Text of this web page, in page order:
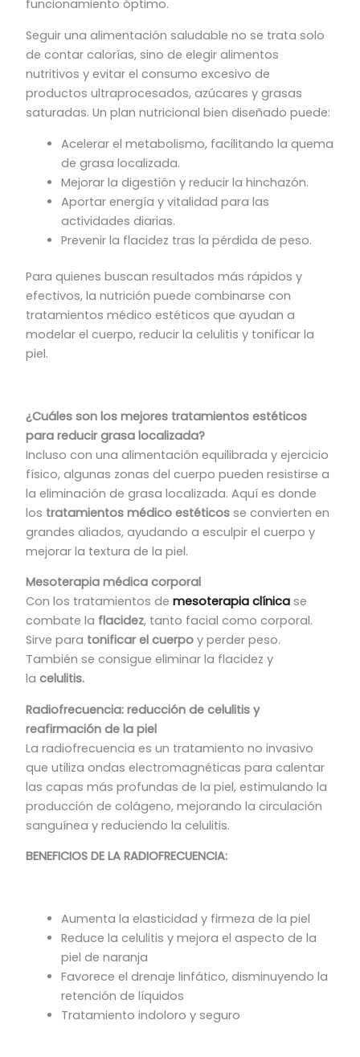
funcionamiento óptimo.
Seguir una alimentación saludable no se trata solo
de contar calorías, sino de elegir alimentos
nutritivos y evitar el consumo excesivo de
productos ultraprocesados, azúcares y grasas
saturadas. Un plan nutricional bien diseñado puede:
Acelerar el metabolismo, facilitando la quema
de grasa localizada.
Mejorar la digestión y reducir la hinchazón.
Aportar energía y vitalidad para las
actividades diarias.
Prevenir la flacidez tras la pérdida de peso.
Para quienes buscan resultados más rápidos y
efectivos, la nutrición puede combinarse con
tratamientos médico estéticos que ayudan a
modelar el cuerpo, reducir la celulitis y tonificar la
piel.
¿Cuáles son los mejores tratamientos estéticos
para reducir grasa localizada?
Incluso con una alimentación equilibrada y ejercicio
físico, algunas zonas del cuerpo pueden resistirse a
la eliminación de grasa localizada. Aquí es donde
los tratamientos médico estéticos se convierten en
grandes aliados, ayudando a esculpir el cuerpo y
mejorar la textura de la piel.
Mesoterapia médica corporal
Con los tratamientos demesoterapia clínicase
combate la flacidez, tanto facial como corporal.
Sirve para tonificar el cuerpo y perder peso.
También se consigue eliminar la flacidez y
lacelulitis.
Radiofrecuencia: reducción de celulitis y
reafirmación de la piel
La radiofrecuencia es un tratamiento no invasivo
que utiliza ondas electromagnéticas para calentar
las capas más profundas de la piel, estimulando la
producción de colágeno, mejorando la circulación
sanguínea y reduciendo la celulitis.
BENEFICIOS DE LA RADIOFRECUENCIA:
Aumenta la elasticidad y firmeza de la piel
Reduce la celulitis y mejora el aspecto de la
piel de naranja
Favorece el drenaje linfático, disminuyendo la
retención de líquidos
Tratamiento indoloro y seguro